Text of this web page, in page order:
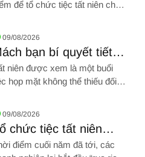
ĐÂU TẠI TP HỒ CHÍ MINH?
để tổ chức tiệc tất niên cho
là tu họp cùng bạn bè chiến
thì Hải sản Giang Ghẹ chắc
sẽ là một lựa chọn đảm bảo
làm bạn phải thất vọng
tiết kiệm tổ chức tiệc tất niên
09/08/2026
bạn bí quyết tiết
tổ chức tiệc tất
niên được xem là một buổi
họp mặt không thể thiếu đối
xuân về.
09/08/2026
chức tiệc tất niên
ty cần lưu ý những
điểm cuối năm đã tới, các